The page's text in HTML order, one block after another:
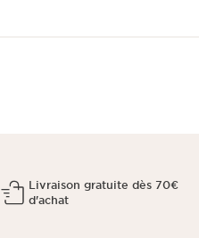
Livraison gratuite dès 70€
d'achat